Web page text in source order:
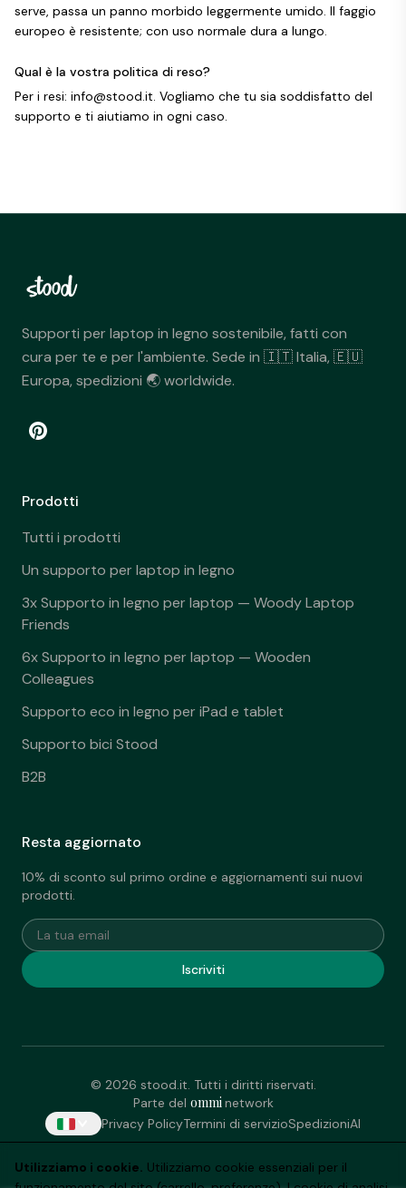
serve, passa un panno morbido leggermente umido. Il faggio
europeo è resistente; con uso normale dura a lungo.
Qual è la vostra politica di reso?
Per i resi: info@stood.it. Vogliamo che tu sia soddisfatto del
supporto e ti aiutiamo in ogni caso.
Supporti per laptop in legno sostenibile, fatti con
cura per te e per l'ambiente. Sede in 🇮🇹 Italia, 🇪🇺
Europa, spedizioni 🌏 worldwide.
Prodotti
Tutti i prodotti
Un supporto per laptop in legno
3x Supporto in legno per laptop — Woody Laptop
Friends
6x Supporto in legno per laptop — Wooden
Colleagues
Supporto eco in legno per iPad e tablet
Supporto bici Stood
B2B
Resta aggiornato
10% di sconto sul primo ordine e aggiornamenti sui nuovi
prodotti.
La tua email
Iscriviti
© 2026 stood.it. Tutti i diritti riservati.
Parte del omminetwork
Privacy PolicyTermini di servizioSpedizioniAI
Utilizziamo i cookie. Utilizziamo cookie essenziali per il